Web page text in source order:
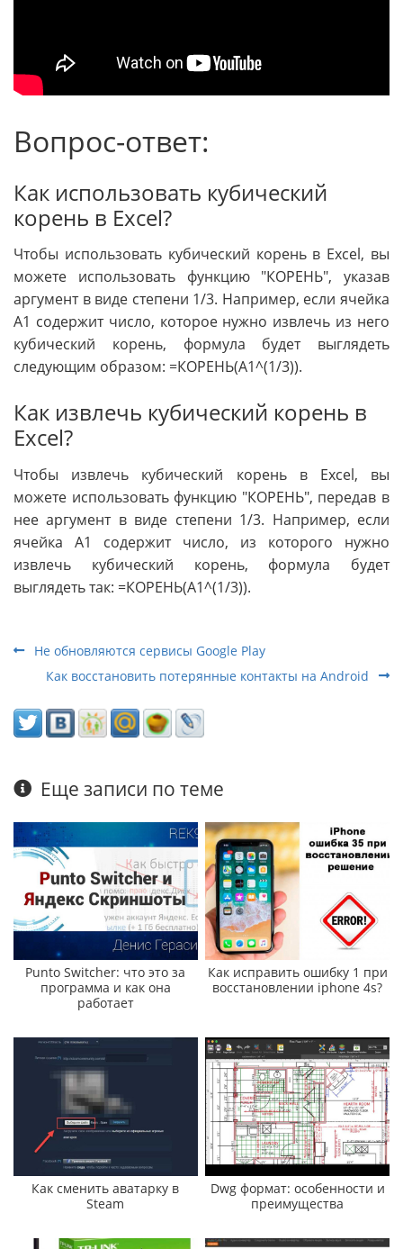
Вопрос-ответ:
Как использовать кубический
корень в Excel?
Чтобы использовать кубический корень в Excel, вы
можете использовать функцию "КОРЕНЬ", указав
аргумент в виде степени 1/3. Например, если ячейка
A1 содержит число, которое нужно извлечь из него
кубический корень, формула будет выглядеть
следующим образом: =КОРЕНЬ(A1^(1/3)).
Как извлечь кубический корень в
Excel?
Чтобы извлечь кубический корень в Excel, вы
можете использовать функцию "КОРЕНЬ", передав в
нее аргумент в виде степени 1/3. Например, если
ячейка A1 содержит число, из которого нужно
извлечь кубический корень, формула будет
выглядеть так: =КОРЕНЬ(A1^(1/3)).
Не обновляются сервисы Google Play
Как восстановить потерянные контакты на Android
Еще записи по теме
Punto Switcher: что это за
программа и как она
работает
Как исправить ошибку 1 при
восстановлении iphone 4s?
Как сменить аватарку в
Steam
Dwg формат: особенности и
преимущества